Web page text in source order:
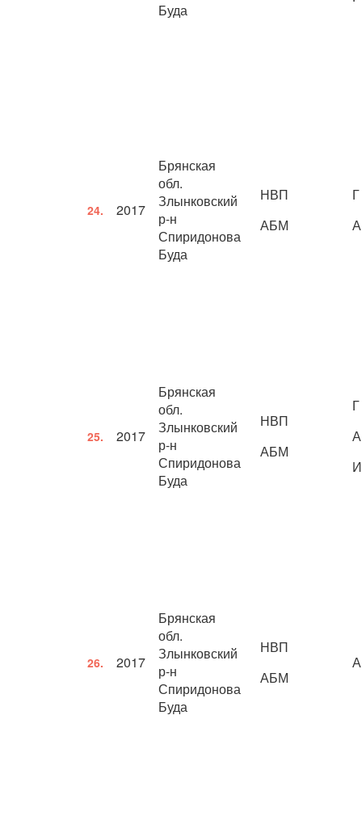
Буда
24. 2017
Брянская
обл.
Злынковский
р-н
Спиридонова
Буда
НВП
АБМ
Г
А
25. 2017
Брянская
обл.
Злынковский
р-н
Спиридонова
Буда
НВП
АБМ
Г
А
И
26. 2017
Брянская
обл.
Злынковский
р-н
Спиридонова
Буда
НВП
АБМ
А